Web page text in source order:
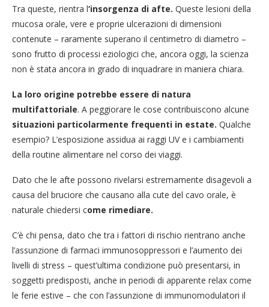
Tra queste, rientra l‘insorgenza di afte. Queste lesioni della
mucosa orale, vere e proprie ulcerazioni di dimensioni
contenute – raramente superano il centimetro di diametro –
sono frutto di processi eziologici che, ancora oggi, la scienza
non è stata ancora in grado di inquadrare in maniera chiara.
La loro origine potrebbe essere di natura
multifattoriale. A peggiorare le cose contribuiscono alcune
situazioni particolarmente frequenti in estate. Qualche
esempio? L’esposizione assidua ai raggi UV e i cambiamenti
della routine alimentare nel corso dei viaggi.
Dato che le afte possono rivelarsi estremamente disagevoli a
causa del bruciore che causano alla cute del cavo orale, è
naturale chiedersi come rimediare.
C’è chi pensa, dato che tra i fattori di rischio rientrano anche
l’assunzione di farmaci immunosoppressori e l’aumento dei
livelli di stress – quest’ultima condizione può presentarsi, in
soggetti predisposti, anche in periodi di apparente relax come
le ferie estive – che con l’assunzione di immunomodulatori il